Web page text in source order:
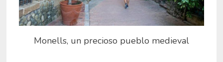
Monells, un precioso pueblo medieval